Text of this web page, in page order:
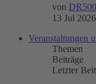
von DR500
13 Jul
Veranstaltungen
Themen
Beiträge
Letzter